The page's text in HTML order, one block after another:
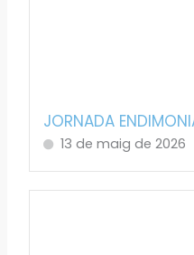
JORNADA
13 de maig de 2026